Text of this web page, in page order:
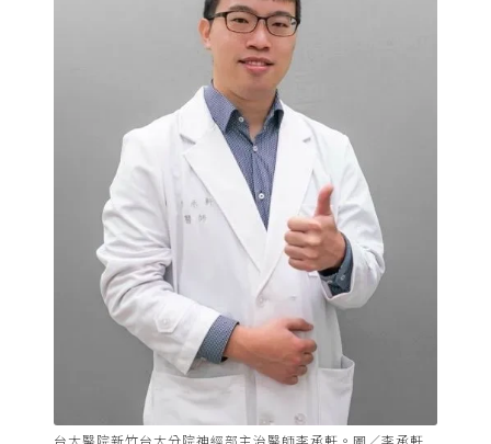
台大醫院新竹台大分院神經部主治醫師李承軒。圖／李承軒